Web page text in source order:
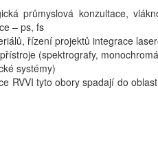
průmyslová konzultace,
– ps, fs
řízení projektů integrace
(spektrografy,
systémy)
RVVI tyto obory spadají do